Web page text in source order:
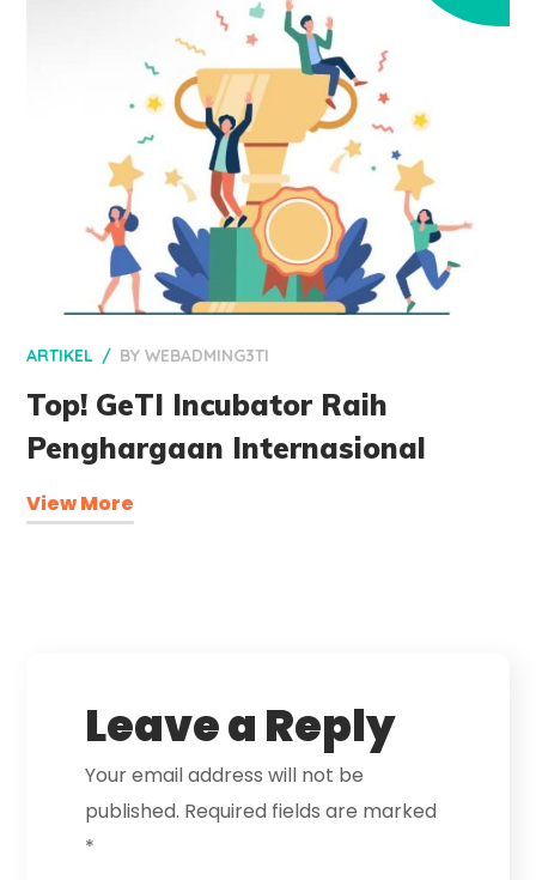
ARTIKEL BYWEBADMING3TI
Top! GeTI Incubator Raih
Penghargaan Internasional
View More
Leave a Reply
Your email address will not be
published. Required fields are marked
*